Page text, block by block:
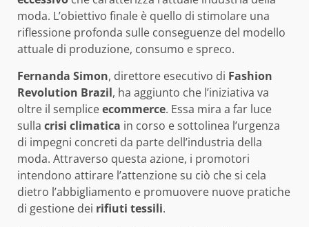
moda. L’obiettivo finale è quello di stimolare una
riflessione profonda sulle conseguenze del modello
attuale di produzione, consumo e spreco.
Fernanda Simon, direttore esecutivo di Fashion
Revolution Brazil, ha aggiunto che l’iniziativa va
oltre il sempliceecommerce. Essa mira a far luce
sulla crisi climatica in corso e sottolinea l’urgenza
di impegni concreti da parte dell’industria della
moda. Attraverso questa azione, i promotori
intendono attirare l’attenzione su ciò che si cela
dietro l’abbigliamento e promuovere nuove pratiche
di gestione dei rifiuti tessili.